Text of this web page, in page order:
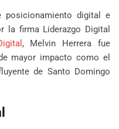
posicionamiento digital e
la firma Liderazgo Digital
, Melvin Herrera fue
mayor impacto como el
de Santo Domingo